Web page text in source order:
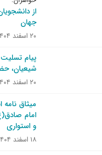
از
جهان
۲۰ اسفند ۱۴۰۴
پیام
شیعیان،
۲۰ اسفند ۱۴۰۴
میثاق
امام
و استواری
۱۸ اسفند ۱۴۰۴